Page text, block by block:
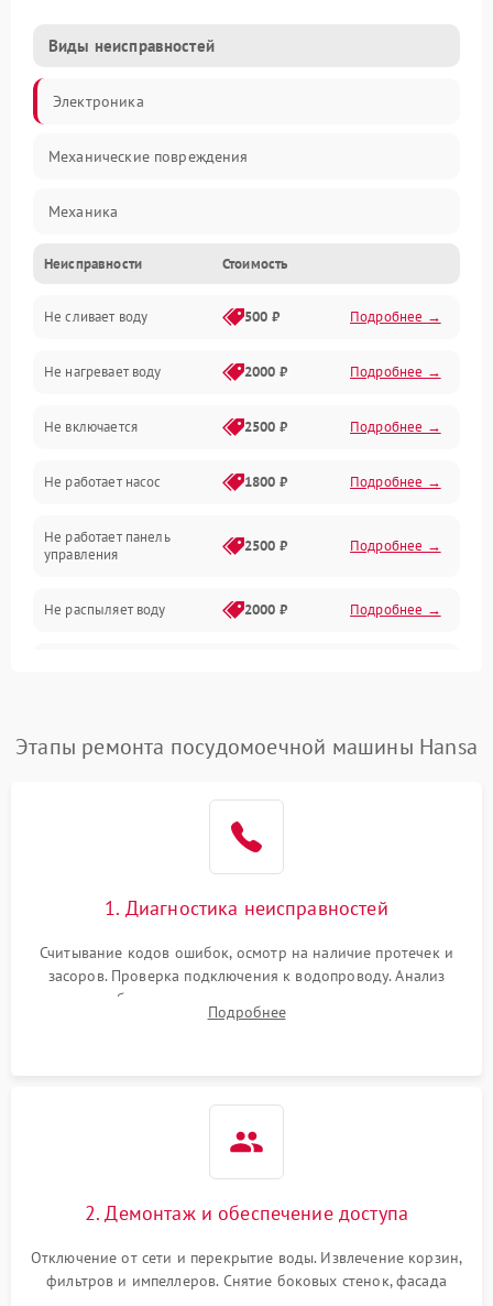
Виды неисправностей
Электроника
Механические повреждения
Механика
Управление
Электропитание
Датчики
Нагрев
Вода
Гигиена
Программное обеспечение
Неисправности Стоимость
Не сливает воду 500 ₽ Подробнее →
Не нагревает воду 2000 ₽ Подробнее →
Не включается 2500 ₽ Подробнее →
Не работает насос 1800 ₽ Подробнее →
Не работает панель
управления
2500 ₽ Подробнее →
Не распыляет воду 2000 ₽ Подробнее →
воды
1800 ₽ Подробнее →
Проблемы с
Этапы ремонта посудомоечной машины Hansa
1. Диагностика неисправностей
Считывание кодов ошибок, осмотр на наличие протечек и
засоров. Проверка подключения к водопроводу. Анализ
жалоб на отсутствие слива, нагрева, вращения
разбрызгивателей или срабатывание системы защиты
Подробнее
2. Демонтаж и обеспечение доступа
Отключение от сети и перекрытие воды. Извлечение корзин,
фильтров и импеллеров. Снятие боковых стенок, фасада